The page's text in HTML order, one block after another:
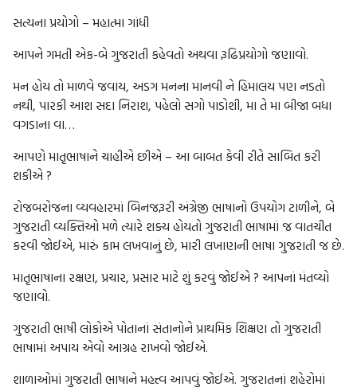
સત્યના પ્રયોગો – મહાત્મા ગાંધી
આપને ગમતી એક-બે ગુજરાતી કહેવતો અથવા રૂઢિપ્રયોગો જણાવો.
મન હોય તો માળવે જવાય, અડગ મનના માનવી ને હિમાલય પણ નડતો
નથી, પારકી આશ સદા નિરાશ, પહેલો સગો પાડોશી, મા તે મા બીજા બધા
વગડાના વા…
આપણે માતૃભાષાને ચાહીએ છીએ – આ બાબત કેવી રીતે સાબિત કરી
શકીએ ?
રોજબરોજના વ્યવહારમાં બિનજરૂરી અંગ્રેજી ભાષાનો ઉપયોગ ટાળીને, બે
ગુજરાતી વ્યક્તિઓ મળે ત્યારે શક્ય હોયતો ગુજરાતી ભાષામાં જ વાતચીત
કરવી જોઈએ, મારું કામ લખવાનું છે, મારી લખાણની ભાષા ગુજરાતી જ છે.
માતૃભાષાના રક્ષણ, પ્રચાર, પ્રસાર માટે શું કરવું જોઈએ ? આપનાં મંતવ્યો
જણાવો.
ગુજરાતી ભાષી લોકોએ પોતાનાં સંતાનોને પ્રાથમિક શિક્ષણ તો ગુજરાતી
ભાષામાં અપાય એવો આગ્રહ રાખવો જોઈએ.
શાળાઓમાં ગુજરાતી ભાષાને મહત્ત્વ આપવું જોઈએ. ગુજરાતનાં શહેરોમાં